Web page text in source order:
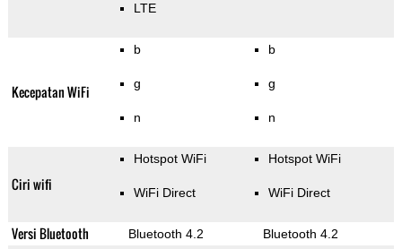
LTE
Kecepatan WiFi
b
g
n
b
g
n
Ciri wifi
Hotspot WiFi
WiFi Direct
Hotspot WiFi
WiFi Direct
Versi Bluetooth Bluetooth 4.2 Bluetooth 4.2